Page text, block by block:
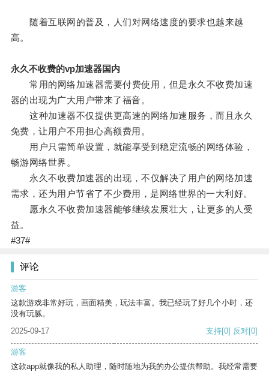
随着互联网的普及，人们对网络速度的要求也越来越
高。
永久不收费的vp加速器国内
常用的网络加速器需要付费使用，但是永久不收费加速
器的出现为广大用户带来了福音。
这种加速器不仅提供更高速的网络加速服务，而且永久
免费，让用户不用担心高额费用。
用户只需简单设置，就能享受到稳定流畅的网络体验，
畅游网络世界。
永久不收费加速器的出现，不仅解决了用户的网络加速
需求，还为用户节省了不少费用，是网络世界的一大利好。
愿永久不收费加速器能够继续发展壮大，让更多的人受
益。
#37#
评论
游客
这款游戏非常好玩，画面精美，玩法丰富。我已经玩了好几个小时，还
没有玩腻。
2025-09-17
支持[0] 反对[0]
游客
这款app就像我的私人助理，随时随地为我的办公提供帮助。我经常需要